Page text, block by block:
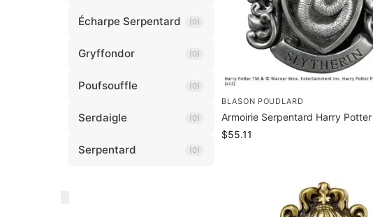
BLASON POUDLARD
Armoirie Serpentard Harry Potter
$55.11
Écharpe Serpentard (0)
Gryffondor (0)
Poufsouffle (0)
Serdaigle (0)
Serpentard (0)